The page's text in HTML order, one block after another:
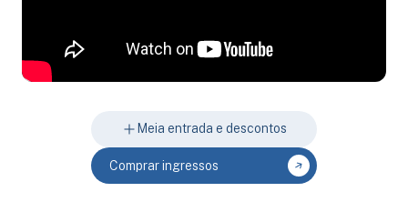
Meia entrada e descontos
Comprar ingressos